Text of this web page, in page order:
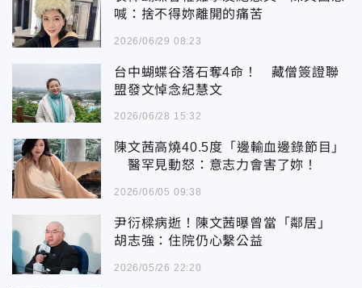
喊：捨不得妳離開的痛苦
2026/06/29 08:23
台中蝴蝶谷落石奪4命！ 藏僧簽證聯
盟發文悼念紀慧文
2026/06/28 15:32
陳文茜高燒40.5度「邊輸血邊錄節目」
醫罕見動怒：意志力會害了妳！
2026/06/05 09:38
尹衍樑病逝！陳文茜曝曾當「鄰居」
胡志強：住院仍心繫公益
2026/05/26 22:20